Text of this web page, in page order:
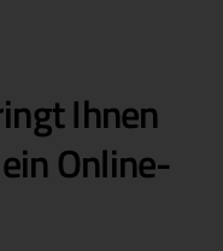
Ihnen
Online-